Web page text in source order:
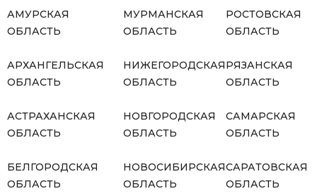
АМУРСКАЯ
ОБЛАСТЬ
АРХАНГЕЛЬСКАЯ
ОБЛАСТЬ
АСТРАХАНСКАЯ
ОБЛАСТЬ
БЕЛГОРОДСКАЯ
ОБЛАСТЬ
МУРМАНСКАЯ
ОБЛАСТЬ
НИЖЕГОРОДСКАЯ
ОБЛАСТЬ
НОВГОРОДСКАЯ
ОБЛАСТЬ
НОВОСИБИРСКАЯ
ОБЛАСТЬ
РОСТОВСКАЯ
ОБЛАСТЬ
РЯЗАНСКАЯ
ОБЛАСТЬ
САМАРСКАЯ
ОБЛАСТЬ
САРАТОВСКАЯ
ОБЛАСТЬ